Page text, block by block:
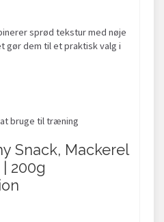
sprød tekstur med nøje
gør dem til et praktisk valg i
at bruge til træning
Snack, Mackerel
200g